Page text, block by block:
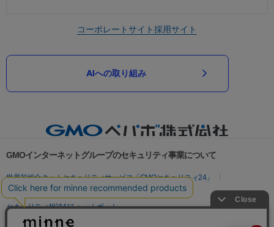
コーポレートサイト採用サイト
AIへの取り組み
GMOインターネットグループのセキュリティ事業について
世界初総合ネットセキュリティサービス「GMOセキュリティ24」
パスワード漏洩診断
Webサイトリスク診断
セキュリティ相談AIチャットボット
実在証明・盗聴対策